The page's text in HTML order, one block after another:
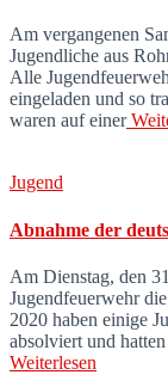
Am vergangenen
Jugendliche aus
Alle
eingeladen und so
waren auf einer
Jugend
Abnahme der
Am Dienstag, den
Jugendfeuerwehr
2020 haben einige
absolviert und
Weiterlesen